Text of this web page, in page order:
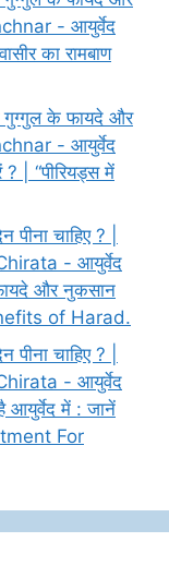
- आयुर्वेद
का रामबाण
गुग्गुल के फायदे और
- आयुर्वेद
| “पीरियड्स में
चाहिए ? |
- आयुर्वेद
और नुकसान
of Harad.
चाहिए ? |
- आयुर्वेद
आयुर्वेद में : जानें
For